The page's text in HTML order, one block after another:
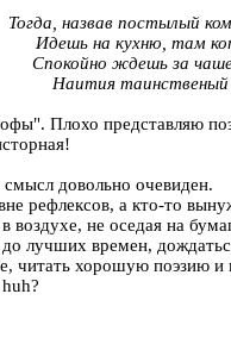
Тогда, назвав постылый
Идешь на кухню, там
Cпокойно ждешь за
Наития таинственый
Плохо представляю
довольно очевиден.
рефлексов, а кто-то
воздухе, не оседая на
до лучших времен,
читать хорошую поэзию и